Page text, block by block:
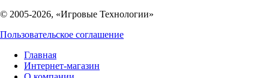
© 2005-2026, «Игровые Технологии»
Пользовательское соглашение
Главная
Интернет-магазин